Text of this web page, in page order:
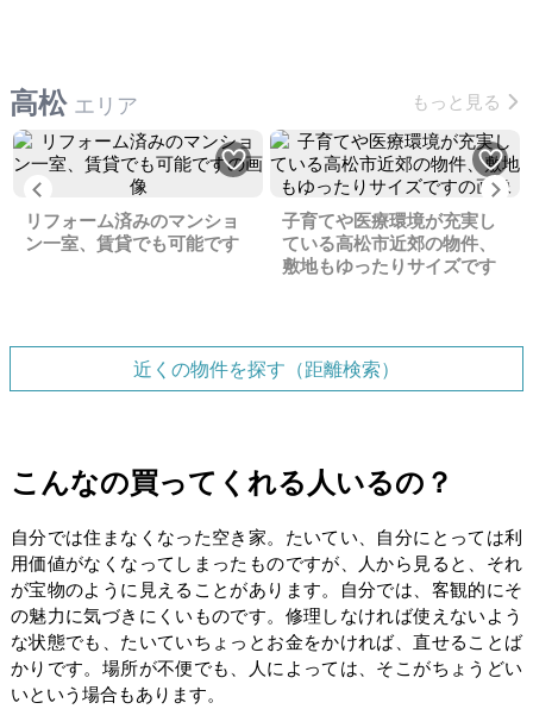
高松 エリア もっと見る
リフォーム済みのマンショ
ン一室、賃貸でも可能です
子育てや医療環境が充実し
ている高松市近郊の物件、
敷地もゆったりサイズです
近くの物件を探す（距離検索）
こんなの買ってくれる人いるの？
自分では住まなくなった空き家。たいてい、自分にとっては利
用価値がなくなってしまったものですが、人から見ると、それ
が宝物のように見えることがあります。自分では、客観的にそ
の魅力に気づきにくいものです。修理しなければ使えないよう
な状態でも、たいていちょっとお金をかければ、直せることば
かりです。場所が不便でも、人によっては、そこがちょうどい
いという場合もあります。